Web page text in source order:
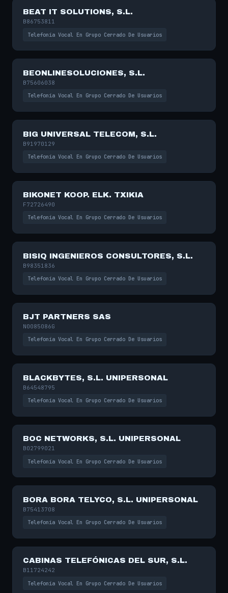
BEAT IT SOLUTIONS, S.L.
B86753811
Telefonía Vocal En Grupo Cerrado De Usuarios
BEONLINESOLUCIONES, S.L.
B75606038
Telefonía Vocal En Grupo Cerrado De Usuarios
BIG UNIVERSAL TELECOM, S.L.
B91970129
Telefonía Vocal En Grupo Cerrado De Usuarios
BIKONET KOOP. ELK. TXIKIA
F72726490
Telefonía Vocal En Grupo Cerrado De Usuarios
BISIQ INGENIEROS CONSULTORES, S.L.
B98351836
Telefonía Vocal En Grupo Cerrado De Usuarios
BJT PARTNERS SAS
N0085086G
Telefonía Vocal En Grupo Cerrado De Usuarios
BLACKBYTES, S.L. UNIPERSONAL
B64548795
Telefonía Vocal En Grupo Cerrado De Usuarios
BOC NETWORKS, S.L. UNIPERSONAL
B02799021
Telefonía Vocal En Grupo Cerrado De Usuarios
BORA BORA TELYCO, S.L. UNIPERSONAL
B75413708
Telefonía Vocal En Grupo Cerrado De Usuarios
CABINAS TELEFÓNICAS DEL SUR, S.L.
B11724242
Telefonía Vocal En Grupo Cerrado De Usuarios